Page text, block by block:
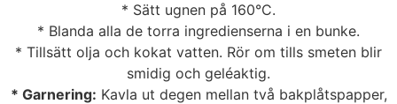
* Sätt ugnen på 160°C.
* Blanda alla de torra ingredienserna i en bunke.
* Tillsätt olja och kokat vatten. Rör om tills smeten blir
smidig och geléaktig.
* Garnering: Kavla ut degen mellan två bakplåtspapper,